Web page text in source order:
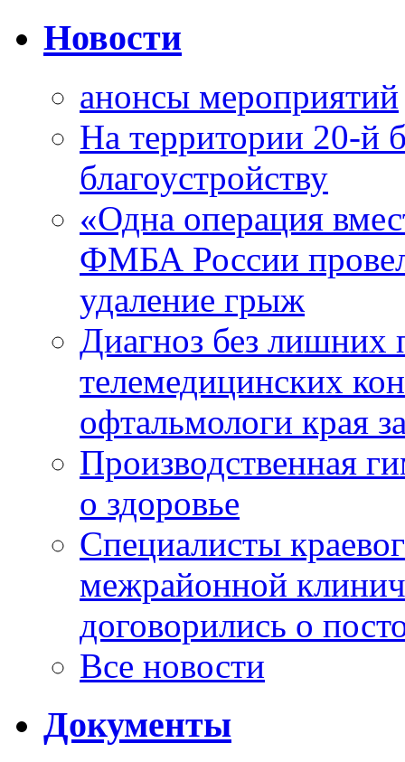
Новости
анонсы мероприятий
На территории 20-й
благоустройству
«Одна операция
ФМБА России
удаление грыж
Диагноз без лишних
телемедицинских
офтальмологи края
Производственная
о здоровье
Специалисты
межрайонной
договорились о
Все новости
Документы